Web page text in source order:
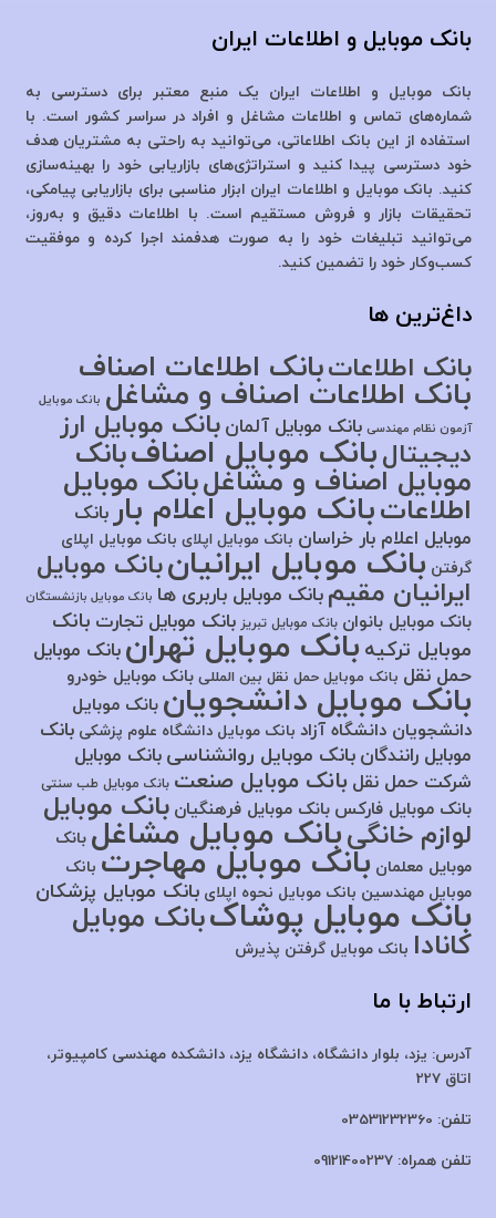
بانک موبایل و اطلاعات ایران
بانک موبایل و اطلاعات ایران یک منبع معتبر برای دسترسی به
شماره‌های تماس و اطلاعات مشاغل و افراد در سراسر کشور است. با
استفاده از این بانک اطلاعاتی، می‌توانید به راحتی به مشتریان هدف
خود دسترسی پیدا کنید و استراتژی‌های بازاریابی خود را بهینه‌سازی
کنید. بانک موبایل و اطلاعات ایران ابزار مناسبی برای بازاریابی پیامکی،
تحقیقات بازار و فروش مستقیم است. با اطلاعات دقیق و به‌روز،
می‌توانید تبلیغات خود را به صورت هدفمند اجرا کرده و موفقیت
کسب‌وکار خود را تضمین کنید.
داغ‌ترین ها
بانک اطلاعاتبانک اطلاعات اصناف
بانک اطلاعات اصناف و مشاغل بانک موبایل
آزمون نظام مهندسی بانک موبایل آلمان بانک موبایل ارز
دیجیتالبانک موبایل اصنافبانک
موبایل اصناف و مشاغلبانک موبایل
اطلاعاتبانک موبایل اعلام باربانک
موبایل اعلام بار خراسان بانک موبایل اپلای بانک موبایل اپلای
گرفتن بانک موبایل ایرانیانبانک موبایل
ایرانیان مقیم بانک موبایل باربری ها بانک موبایل بازنشستگان
بانک موبایل بانوان بانک موبایل تبریز بانک موبایل تجارت بانک
موبایل ترکیه بانک موبایل تهران بانک موبایل
حمل نقل بانک موبایل حمل نقل بین المللی بانک موبایل خودرو
بانک موبایل دانشجویان بانک موبایل
دانشجویان دانشگاه آزاد بانک موبایل دانشگاه علوم پزشکی بانک
موبایل رانندگان بانک موبایل روانشناسی بانک موبایل
شرکت حمل نقل بانک موبایل صنعت بانک موبایل طب سنتی
بانک موبایل فارکس بانک موبایل فرهنگیان بانک موبایل
لوازم خانگیبانک موبایل مشاغلبانک
موبایل معلمان بانک موبایل مهاجرت بانک
موبایل مهندسین بانک موبایل نحوه اپلای بانک موبایل پزشکان
بانک موبایل پوشاکبانک موبایل
کانادا بانک موبایل گرفتن پذیرش
ارتباط با ما
آدرس: یزد، بلوار دانشگاه، دانشگاه یزد،دانشکده مهندسی کامپیوتر،
اتاق 227
تلفن: 03531232360
تلفن همراه: 09121400237